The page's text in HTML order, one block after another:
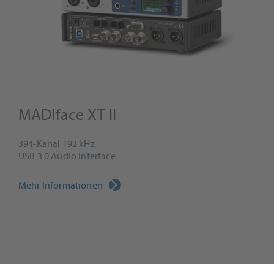
MADIface XT II
394-Kanal 192 kHz
USB 3.0 Audio Interface
Mehr Informationen